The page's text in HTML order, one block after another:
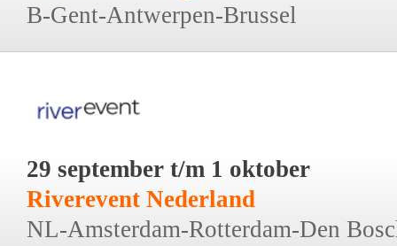
B-Gent-Antwerpen-Brussel
29 september t/m 1 oktober
Riverevent Nederland
NL-Amsterdam-Rotterdam-Den